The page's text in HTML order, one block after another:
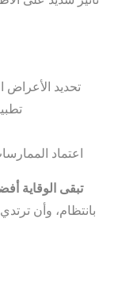
تحديد الأعراض
اعتماد
تبقى الوقاية
بانتظام، وأن